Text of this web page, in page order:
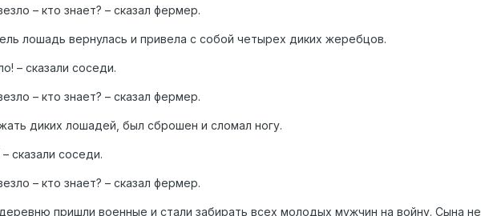
– кто знает? – сказал фермер.
лошадь вернулась и привела с собой четырех диких жеребцов.
– сказали соседи.
– кто знает? – сказал фермер.
диких лошадей, был сброшен и сломал ногу.
сказали соседи.
– кто знает? – сказал фермер.
пришли военные и стали забирать всех молодых мужчин на войну. Сына не